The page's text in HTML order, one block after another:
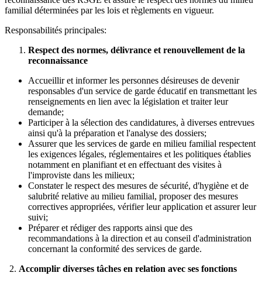
familial déterminées par les lois et règlements en vigueur.
Responsabilités principales:
Respect des normes, délivrance et renouvellement de la
reconnaissance
Accueillir et informer les personnes désireuses de devenir
responsables d'un service de garde éducatif en transmettant les
renseignements en lien avec la législation et traiter leur
demande;
Participer à la sélection des candidatures, à diverses entrevues
ainsi qu'à la préparation et l'analyse des dossiers;
Assurer que les services de garde en milieu familial respectent
les exigences légales, réglementaires et les politiques établies
notamment en planifiant et en effectuant des visites à
l'improviste dans les milieux;
Constater le respect des mesures de sécurité, d'hygiène et de
salubrité relative au milieu familial, proposer des mesures
correctives appropriées, vérifier leur application et assurer leur
suivi;
Préparer et rédiger des rapports ainsi que des
recommandations à la direction et au conseil d'administration
concernant la conformité des services de garde.
2. Accomplir diverses tâches en relation avec ses fonctions